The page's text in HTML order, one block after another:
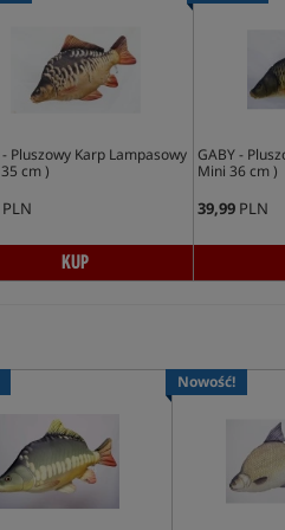
- Pluszowy Karp Lampasowy
cm )
KUP
GABY -
Mini 36 cm )
39,99PLN
Nowość!